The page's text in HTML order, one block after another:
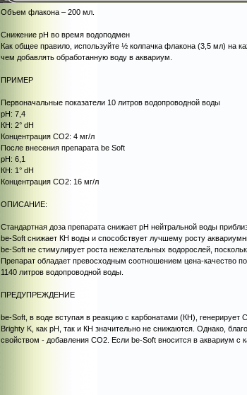
Объем флакона – 200 мл.
Снижение рН во время водоподмен
Как общее правило, используйте ½ колпачка флакона (3,5 мл) на
чем добавлять обработанную воду в аквариум.
ПРИМЕР
Первоначальные показатели 10 литров водопроводной воды
рН: 7,4
КН: 2° dH
Концентрация СО2: 4 мг/л
После внесения препарата be Soft
рН: 6,1
КН: 1° dH
Концентрация СО2: 16 мг/л
ОПИСАНИЕ:
Стандартная доза препарата снижает рН нейтральной воды
be-Soft снижает КН воды и способствует лучшему росту
be-Soft не стимулирует роста нежелательных водорослей,
Препарат обладает превосходным соотношением цена-качество
1140 литров водопроводной воды.
ПРЕДУПРЕЖДЕНИЕ
be-Soft, в воде вступая в реакцию с карбонатами (КН),
Brighty K, как рН, так и КН значительно не снижаются. Однако,
свойством - добавления СО2. Если be-Soft вносится в аквариум